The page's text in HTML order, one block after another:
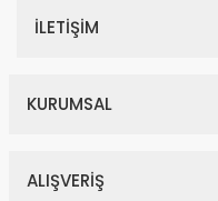
İLETİŞİM
KURUMSAL
ALIŞVERİŞ